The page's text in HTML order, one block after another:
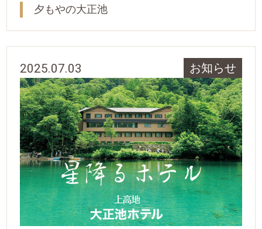
夕もやの大正池
2025.07.03 お知らせ